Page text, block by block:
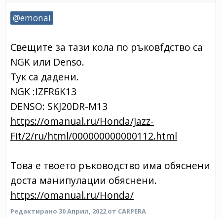
@emonai
Свещите за тази кола по ръковfдство са
NGK или Denso.
Тук са дадени.
NGK :IZFR6K13
DENSO: SKJ20DR-M13
https://omanual.ru/Honda/Jazz-
Fit/2/ru/html/000000000000112.html
Това е твоето ръководство има обяснени
доста манипулации обяснени.
https://omanual.ru/Honda/
Редактирано 30 Април, 2022от CARPERA